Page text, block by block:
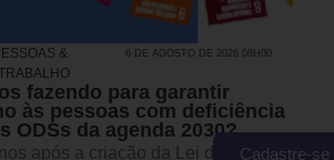
&
6 DE AGOSTO DE 2026 08H00
fazendo para garantir
às pessoas com deficiência
ODSs da agenda 2030?
após a criação da Lei de Cotas,Cadastre-